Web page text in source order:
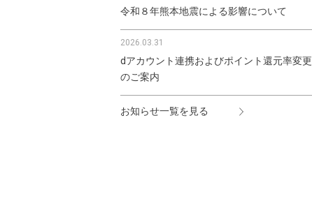
令和８年熊本地震による影響について
2026.03.31
dアカウント連携およびポイント還元率変更
のご案内
お知らせ一覧を見る